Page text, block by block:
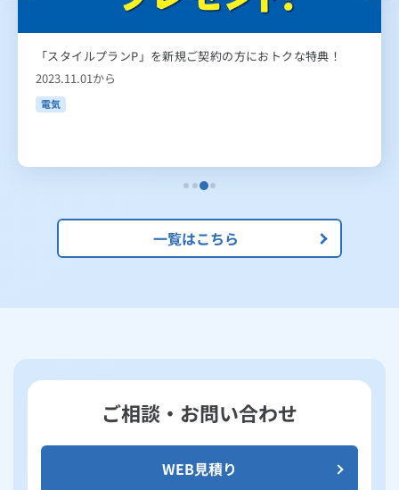
「スタイルプランP」を新規ご契約の方におトクな特典！
2023.11.01から
電気
一覧はこちら
ご相談・お問い合わせ
WEB見積り